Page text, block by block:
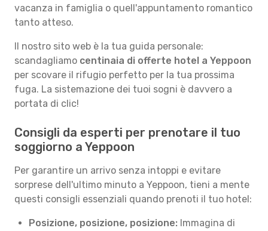
vacanza in famiglia o quell'appuntamento romantico
tanto atteso.
Il nostro sito web è la tua guida personale:
scandagliamo centinaia di offerte hotel a Yeppoon
per scovare il rifugio perfetto per la tua prossima
fuga. La sistemazione dei tuoi sogni è davvero a
portata di clic!
Consigli da esperti per prenotare il tuo
soggiorno a Yeppoon
Per garantire un arrivo senza intoppi e evitare
sorprese dell'ultimo minuto a Yeppoon, tieni a mente
questi consigli essenziali quando prenoti il tuo hotel:
Posizione, posizione, posizione: Immagina di